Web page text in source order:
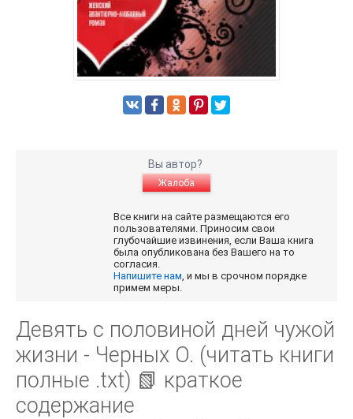
Вы автор?
Жалоба
Все книги на сайте размещаются его
пользователями. Приносим свои
глубочайшие извинения, если Ваша книга
была опубликована без Вашего на то
согласия.
Напишите нам, и мы в срочном порядке
примем меры.
Девять с половиной дней чужой
жизни - Черных О. (читать книги
полные .txt) 📗 краткое
содержание